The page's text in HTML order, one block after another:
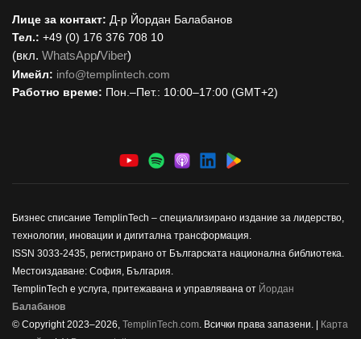
Лице за контакт: Д-р Йордан Балабанов
Тел.: +49 (0) 176 376 708 10
(вкл. WhatsApp/Viber)
Имейл: info@templintech.com
Работно време: Пон.–Пет.: 10:00–17:00 (GMT+2)
Бизнес списание TemplinTech – специализирано издание за лидерство,
технологии, иновации и дигитална трансформация.
ISSN 3033-2435, регистрирано от Българската национална библиотека.
Местоиздаване: София, България.
TemplinTech е услуга, притежавана и управлявана от Йордан
Балабанов
© Copyright 2023–2026, TemplinTech.com . Всички права запазени. | Карта